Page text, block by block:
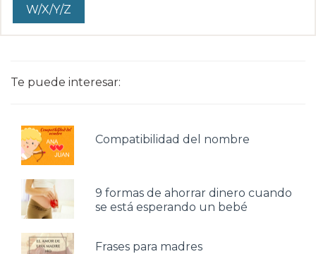
W/X/Y/Z
Te puede interesar:
Compatibilidad del nombre
9 formas de ahorrar dinero cuando
se está esperando un bebé
Frases para madres